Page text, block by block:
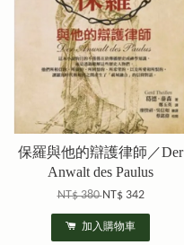
保羅與他的辯護律師／Der
Anwalt des Paulus
NT$ 380NT$ 342
加入購物車